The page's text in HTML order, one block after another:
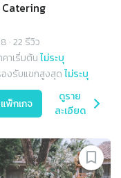
Catering
·22 รีวิว
คาเริ่มต้นไม่ระบุ
งรับแขกสูงสุดไม่ระบุ
พ็กเกจ
ดูราย
ละเอียด